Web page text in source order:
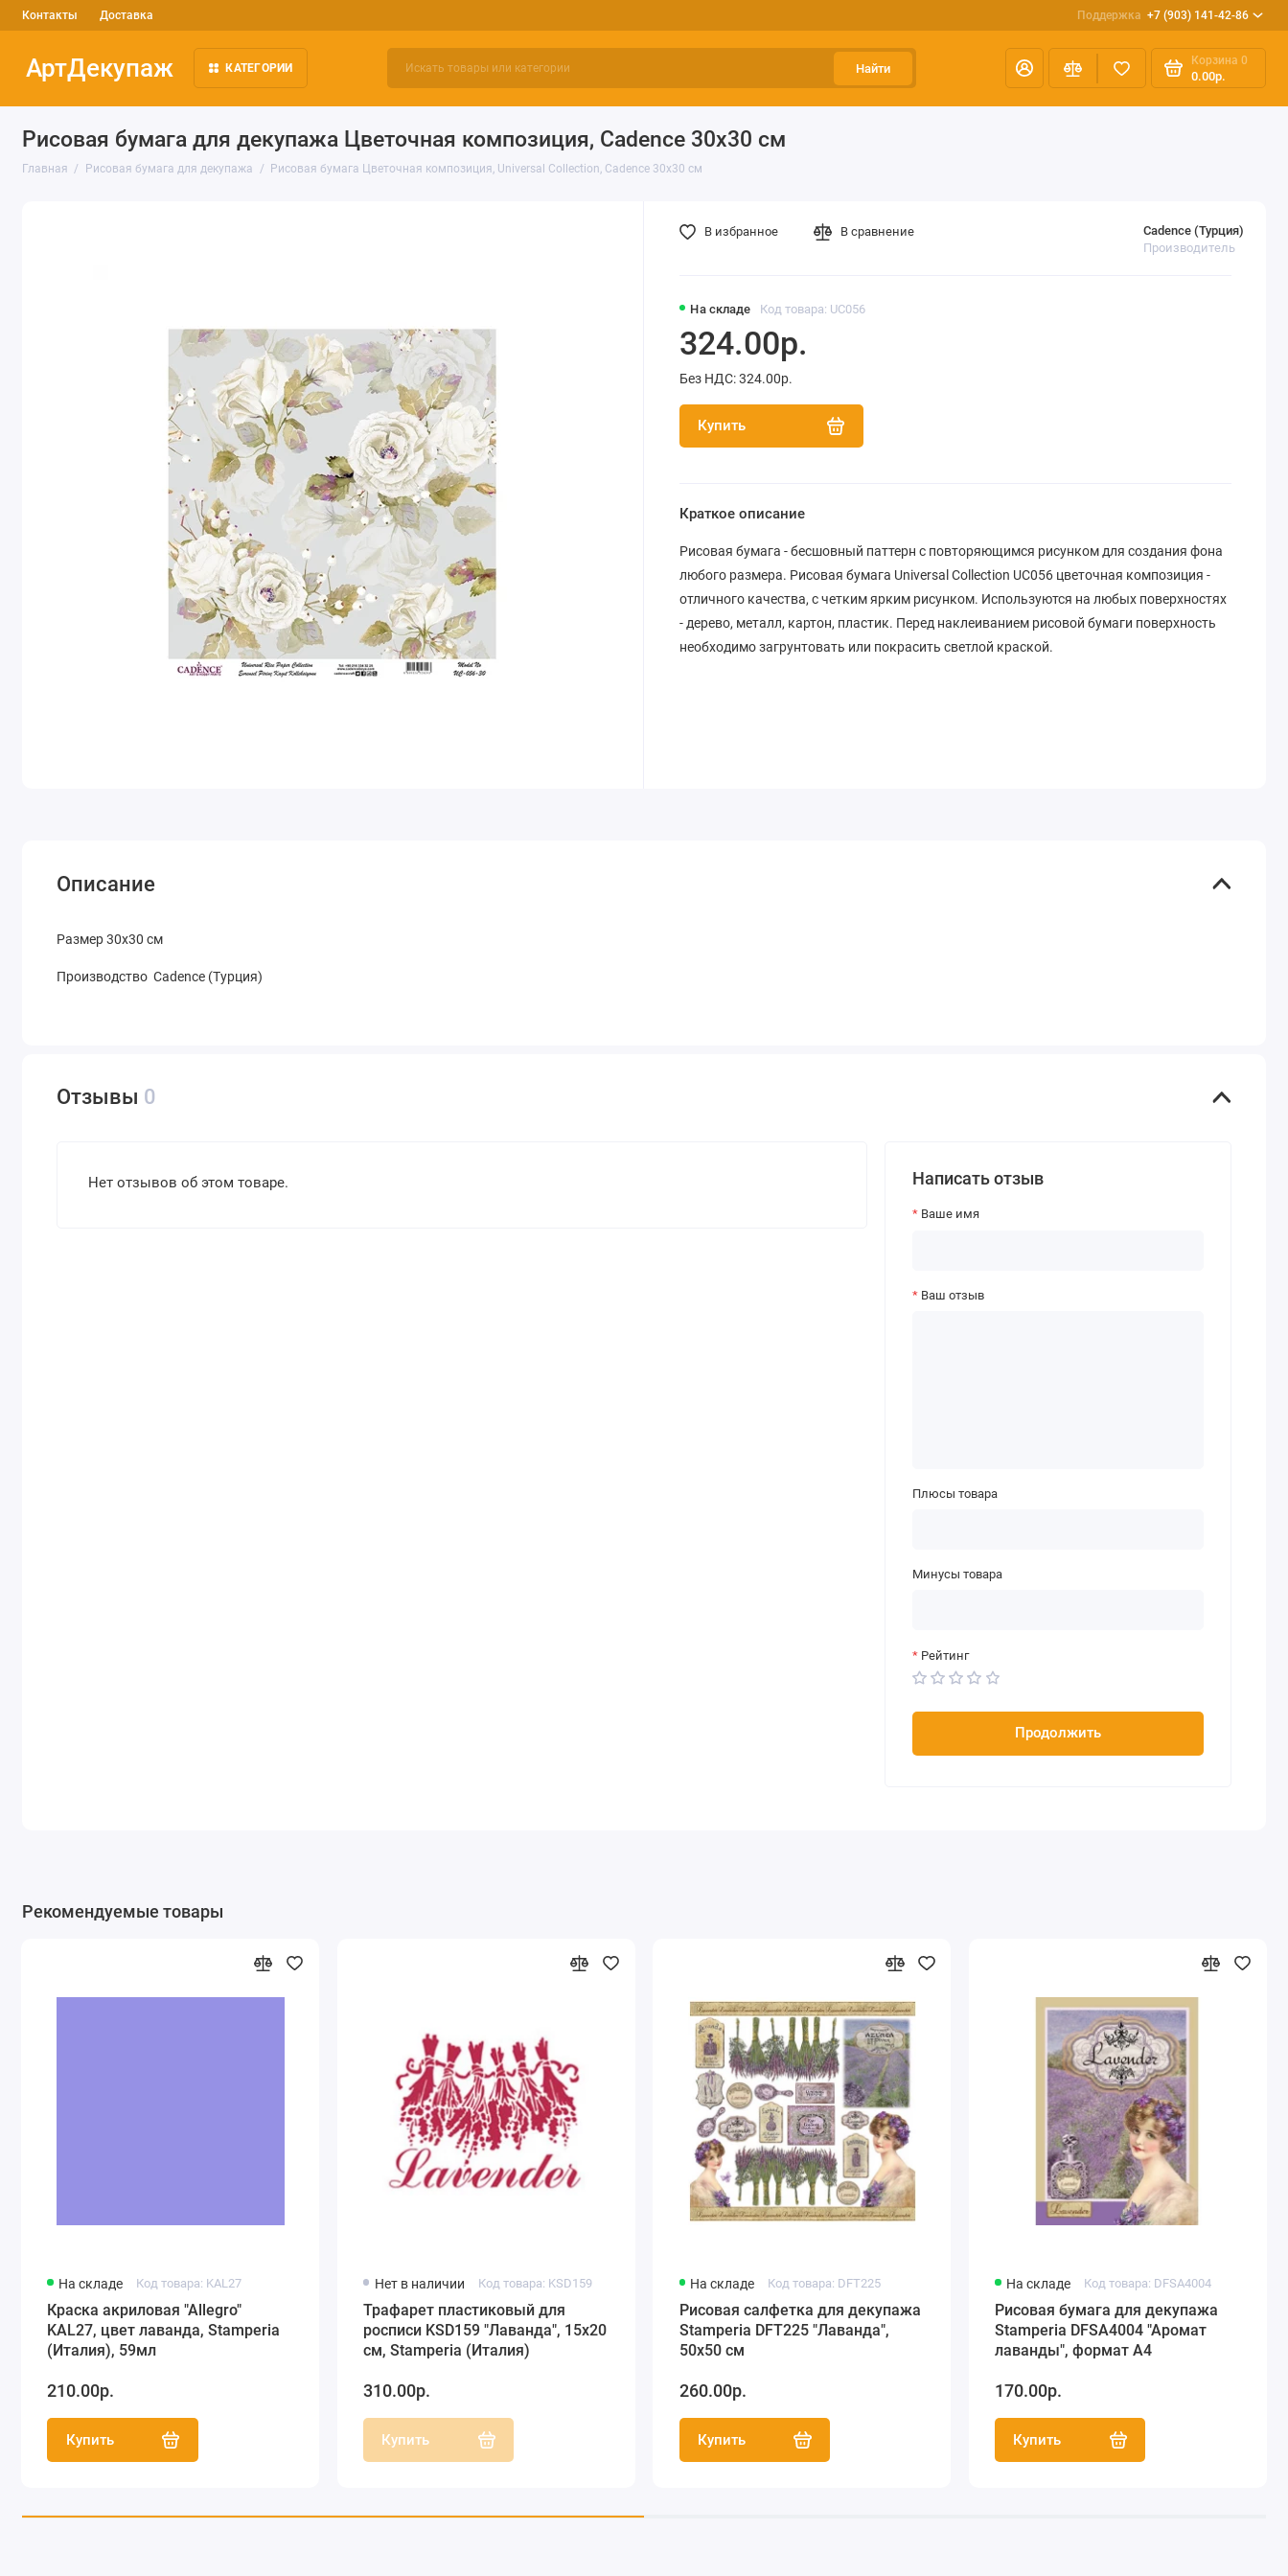
Контакты Доставка Поддержка +7 (903) 141-42-86
АртДекупаж КАТЕГОРИИ Найти
Корзина 0
0.00р.
Рисовая бумага для декупажа Цветочная композиция, Cadence 30х30 см
Главная Рисовая бумага для декупажа Рисовая бумага Цветочная композиция, Universal Collection, Cadence 30х30 см
На складе Код товара: UC056
Cadence (Турция)
Производитель
324.00р.
Без НДС: 324.00р.
Купить
В избранное В сравнение
Краткое описание
Рисовая бумага - бесшовный паттерн с повторяющимся рисунком для создания фона
любого размера. Рисовая бумага Universal Collection UC056 цветочная композиция -
отличного качества, с четким ярким рисунком. Используются на любых поверхностях
- дерево, металл, картон, пластик. Перед наклеиванием рисовой бумаги поверхность
необходимо загрунтовать или покрасить светлой краской.
Описание
Размер 30х30 см
Производство Cadence (Турция)
Отзывы 0
Нет отзывов об этом товаре. Написать отзыв
Ваше имя
Ваш отзыв
Плюсы товара
Минусы товара
Рейтинг
Продолжить
Рекомендуемые товары
На складе Код товара: KAL27
Краска акриловая "Allegro"
KAL27, цвет лаванда, Stamperia
(Италия), 59мл
210.00р.
Купить
Нет в наличии Код товара: KSD159
Трафарет пластиковый для
росписи KSD159 "Лаванда", 15х20
см, Stamperia (Италия)
310.00р.
Купить
На складе Код товара: DFT225
Рисовая салфетка для декупажа
Stamperia DFT225 "Лаванда",
50х50 см
260.00р.
Купить
На складе Код товара: DFSA4004
Рисовая бумага для декупажа
Stamperia DFSA4004 "Аромат
лаванды", формат А4
170.00р.
Купить